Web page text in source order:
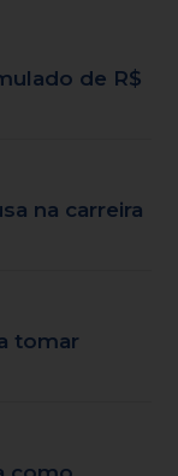
de R$
na carreira
tomar